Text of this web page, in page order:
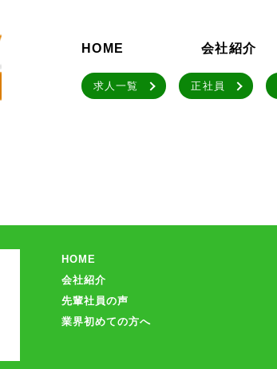
HOME 会社紹介
求人一覧 正社員
HOME
会社紹介
先輩社員の声
業界初めての方へ